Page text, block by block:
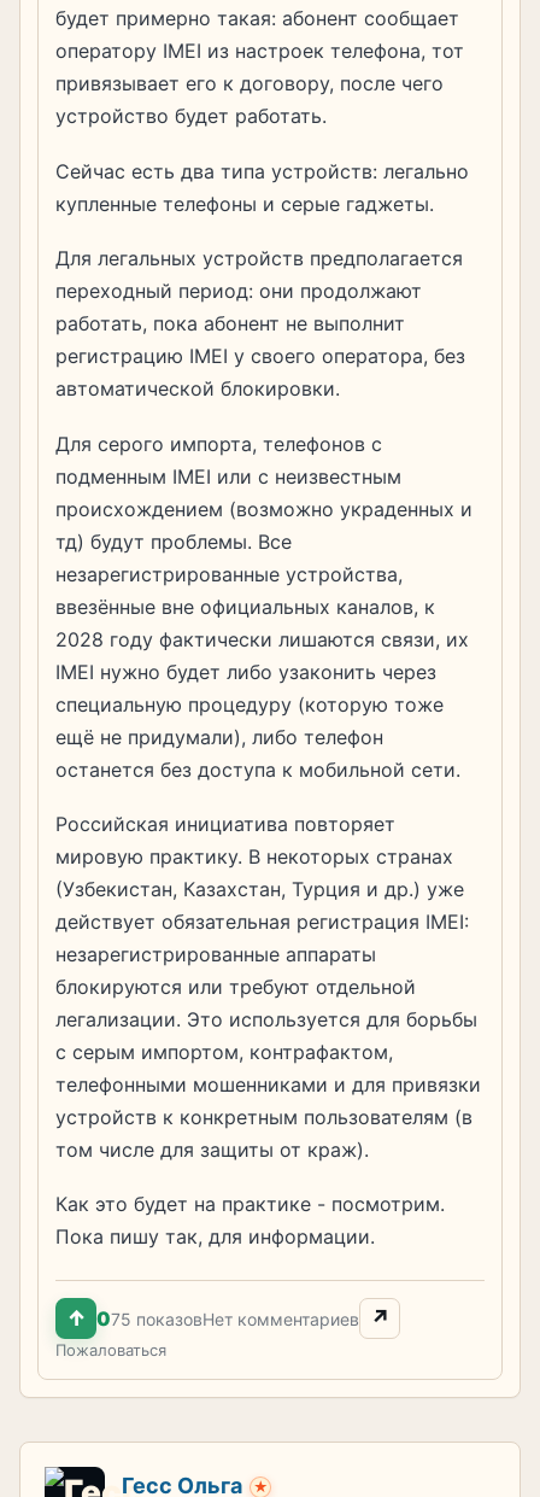
будет примерно такая: абонент сообщает
оператору IMEI из настроек телефона, тот
привязывает его к договору, после чего
устройство будет работать.
Сейчас есть два типа устройств: легально
купленные телефоны и серые гаджеты.
Для легальных устройств предполагается
переходный период: они продолжают
работать, пока абонент не выполнит
регистрацию IMEI у своего оператора, без
автоматической блокировки.
Для серого импорта, телефонов с
подменным IMEI или с неизвестным
происхождением (возможно украденных и
тд) будут проблемы. Все
незарегистрированные устройства,
ввезённые вне официальных каналов, к
2028 году фактически лишаются связи, их
IMEI нужно будет либо узаконить через
специальную процедуру (которую тоже
ещё не придумали), либо телефон
останется без доступа к мобильной сети.
Российская инициатива повторяет
мировую практику. В некоторых странах
(Узбекистан, Казахстан, Турция и др.) уже
действует обязательная регистрация IMEI:
незарегистрированные аппараты
блокируются или требуют отдельной
легализации. Это используется для борьбы
с серым импортом, контрафактом,
телефонными мошенниками и для привязки
устройств к конкретным пользователям (в
том числе для защиты от краж).
Как это будет на практике - посмотрим.
Пока пишу так, для информации.
↑ 075 показовНет комментариев ↗
Пожаловаться
Гесс Ольга ★